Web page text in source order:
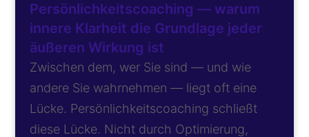
Persönlichkeitscoaching — warum
innere Klarheit die Grundlage jeder
äußeren Wirkung ist
Zwischen dem, wer Sie sind — und wie
andere Sie wahrnehmen — liegt oft eine
Lücke. Persönlichkeitscoaching schließt
diese Lücke. Nicht durch Optimierung,